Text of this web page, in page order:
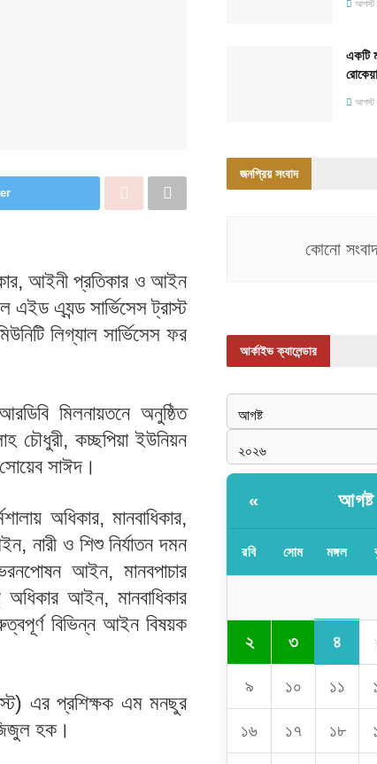
আইনী প্রতিকার ও আইন
এইড এ্যন্ড সার্ভিসেস ট্রাস্ট
লিগ্যাল সার্ভিসেস ফর
মিলনায়তনে অনুষ্ঠিত
চৌধুরী, কচ্ছপিয়া ইউনিয়ন
সাঈদ।
অধিকার, মানবাধিকার,
নারী ও শিশু নির্যাতন দমন
আইন, মানবপাচার
আইন, মানবাধিকার
বিভিন্ন আইন বিষয়ক
এর প্রশিক্ষক এম মনছুর
হক।
আগস্ট
একটি
আগস্ট
জনপ্রিয় সংবাদ
কোনো
আর্কাইভ ক্যালেন্ডার
«
রবি সোম মঙ্গল
২ ৩ ৪
৯ ১০ ১১
১৬ ১৭ ১৮